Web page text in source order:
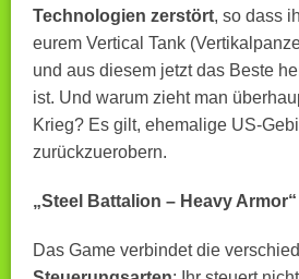
Technologien zerstört, so dass
eurem Vertical Tank
und aus diesem jetzt das Beste
ist. Und warum zieht man
Krieg? Es gilt, ehemalige US-
zurückzuerobern.
„Steel Battalion – Heavy
Das Game verbindet die